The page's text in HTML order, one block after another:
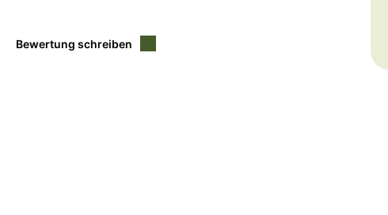
Bewertung schreiben